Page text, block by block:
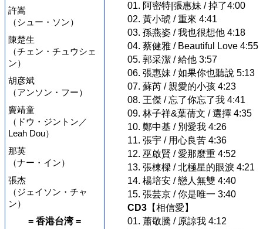
許嵩
（シュー・ソン）
陳楚生
（チェン・チュウシェ
ン）
胡彦斌
（アンソン・フー）
竇靖童
（ドウ・ジントン／
Leah Dou）
那英
（ナー・イン）
張杰
（ジェイソン・チャ
ン）
= 香港台湾 =
01. 阿密特|張惠妹 / 掉了4:00
02. 黃小琥 / 重來 4:41
03. 孫燕姿 / 我也很想他 4:18
04. 蔡健雅 / Beautiful Love 4:55
05. 郭采潔 / 給他 3:57
06. 張惠妹 / 如果你也聽說 5:13
07. 蘇芮 / 親愛的小孩 4:23
08. 王傑 / 忘了你忘了我 4:41
09. 林子祥&葉蒨文 / 選擇 4:35
10. 鄭中基 / 別愛我 4:26
11. 張宇 / 用心良苦 4:36
12. 巫啟賢 / 愛那麼重 4:52
13. 張棟樑 / 北極星的眼淚 4:21
14. 楊培安 / 戀人無雙 4:40
15. 張芸京 / 你是唯一 3:40
CD3 【相信愛】
01. 蕭敬騰 / 原諒我 4:12